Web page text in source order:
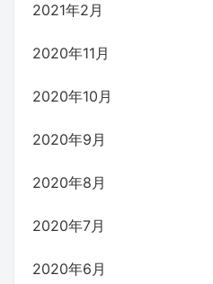
2021年2月
2020年11月
2020年10月
2020年9月
2020年8月
2020年7月
2020年6月